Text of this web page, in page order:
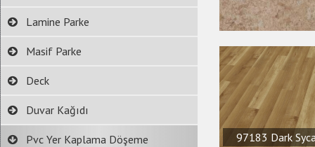
Lamine Parke
Masif Parke
Deck
Duvar Kağıdı
Pvc Yer Kaplama Döşeme
97183 Dark